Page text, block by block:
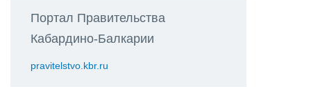
Портал Правительства
Кабардино-Балкарии
pravitelstvo.kbr.ru